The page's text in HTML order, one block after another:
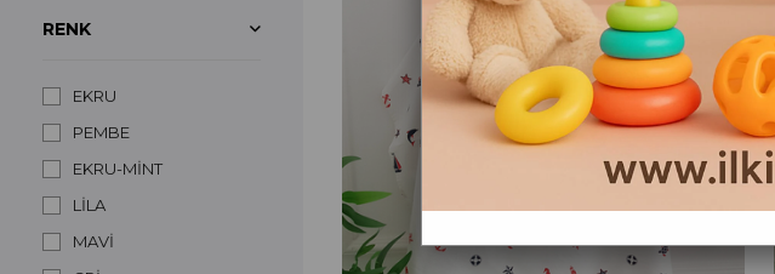
RENK
EKRU
PEMBE
EKRU-MİNT
LİLA
MAVİ